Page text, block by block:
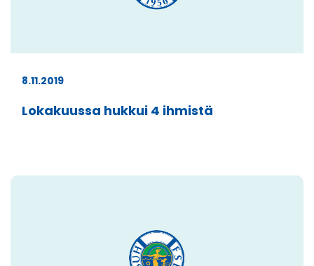
8.11.2019
Lokakuussa hukkui 4 ihmistä